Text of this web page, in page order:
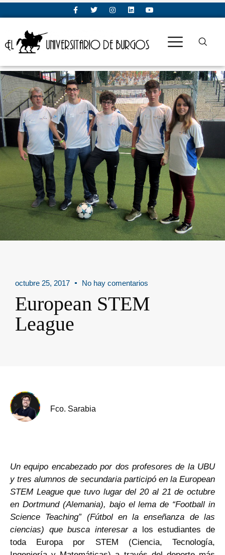
octubre 25, 2017 No hay comentarios
European STEM
League
Fco. Sarabia
Un equipo encabezado por dos profesores de la UBU
y tres alumnos de secundaria participó en la European
STEM League que tuvo lugar del 20 al 21 de octubre
en Dortmund (Alemania), bajo el lema de “Football in
Science Teaching” (Fútbol en la enseñanza de las
ciencias) que busca interesar a los estudiantes de
toda Europa por STEM (Ciencia, Tecnología,